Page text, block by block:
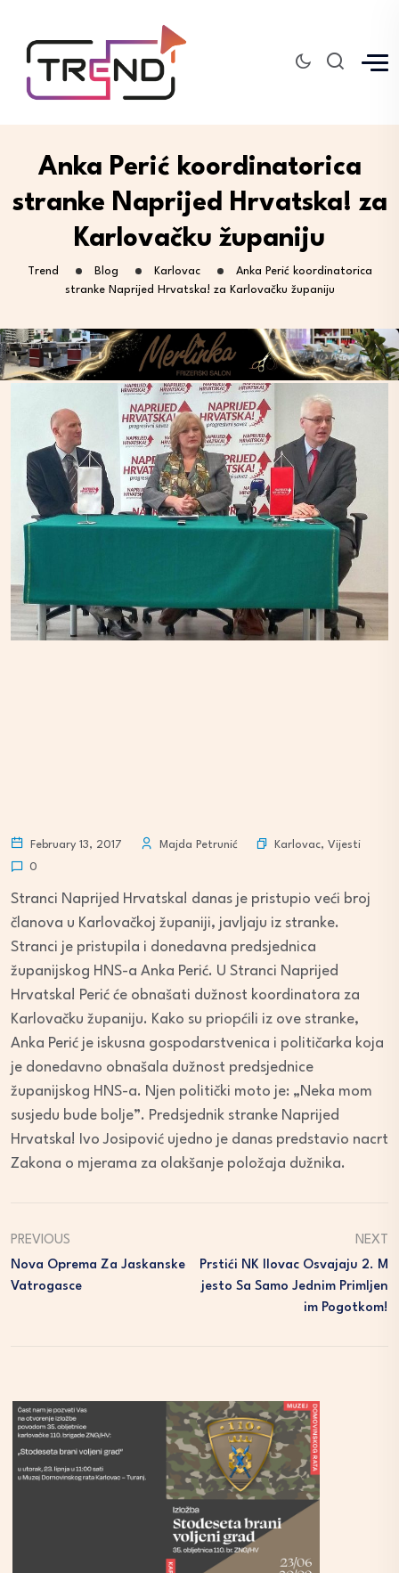
Anka Perić koordinatorica
stranke Naprijed Hrvatska! za
Karlovačku županiju
Trend Blog Karlovac
Anka Perić koordinatorica
stranke Naprijed Hrvatska! za Karlovačku županiju
February 13, 2017 Majda Petrunić Karlovac, Vijesti
0
Stranci Naprijed Hrvatska! danas je pristupio veći broj
članova u Karlovačkoj županiji, javljaju iz stranke.
Stranci je pristupila i donedavna predsjednica
županijskog HNS-a Anka Perić. U Stranci Naprijed
Hrvatska! Perić će obnašati dužnost koordinatora za
Karlovačku županiju. Kako su priopćili iz ove stranke,
Anka Perić je iskusna gospodarstvenica i političarka koja
je donedavno obnašala dužnost predsjednice
županijskog HNS-a. Njen politički moto je: „Neka mom
susjedu bude bolje”. Predsjednik stranke Naprijed
Hrvatska! Ivo Josipović ujedno je danas predstavio nacrt
Zakona o mjerama za olakšanje položaja dužnika.
PREVIOUS
Nova Oprema Za Jaskanske
Vatrogasce
NEXT
Prstići NK Ilovac Osvajaju 2. M
Jesto Sa Samo Jednim Primljen
Im Pogotkom!